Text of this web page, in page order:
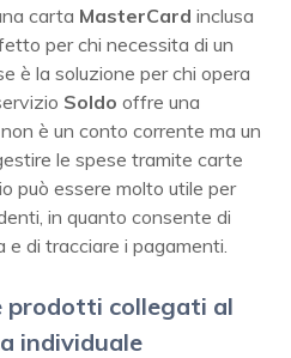
carta MasterCard inclusa
per chi necessita di un
è la soluzione per chi opera
Soldo offre una
è un conto corrente ma un
le spese tramite carte
può essere molto utile per
in quanto consente di
di tracciare i pagamenti.
prodotti collegati al
individuale